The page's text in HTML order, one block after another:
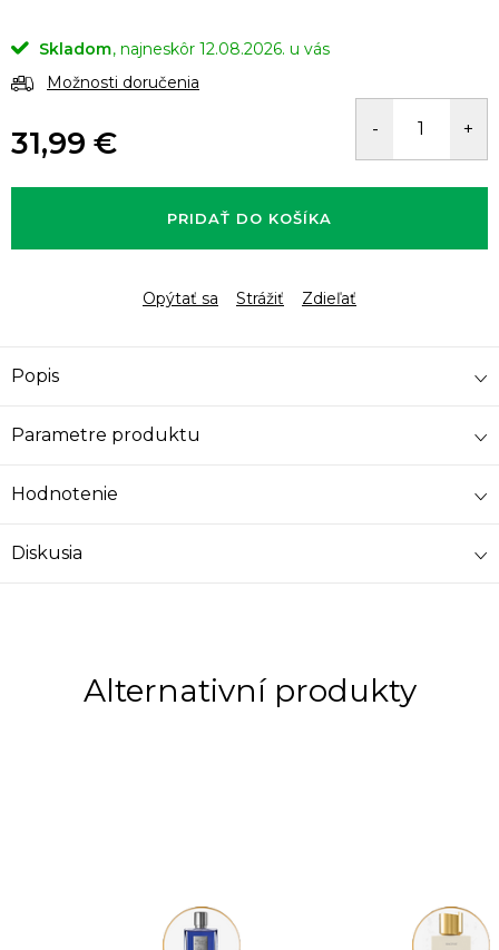
Skladom
12.08.2026.
Možnosti doručenia
31,99 €
cena:
PRIDAŤ DO KOŠÍKA
Opýtať sa Strážiť Zdieľať
Popis
Parametre produktu
Hodnotenie
Diskusia